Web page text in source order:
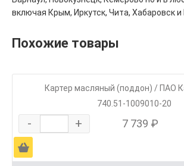
включая Крым, Иркутск, Чита, Хабаровск и
Похожие товары
Картер масляный (поддон) / ПАО
740.51-1009010-20
- + 7 739 ₽
Ä